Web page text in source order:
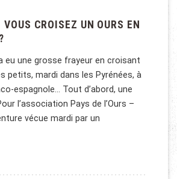
VOUS CROISEZ UN OURS EN
eu une grosse frayeur en croisant
petits, mardi dans les Pyrénées, à
espagnole… Tout d’abord, une
l’association Pays de l’Ours –
vécue mardi par un
FAIRE SI VOUS CROISEZ UN OURS EN